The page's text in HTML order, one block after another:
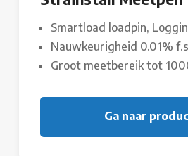
Smartload loadpin,
Nauwkeurigheid 0.01%
Groot meetbereik tot
Ga naar